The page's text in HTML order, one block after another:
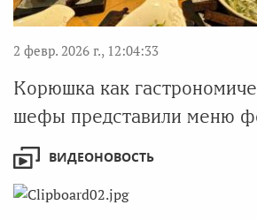
2 февр. 2026 г., 12:04:33
Корюшка как
шефы представили меню
ВИДЕОНОВОСТЬ